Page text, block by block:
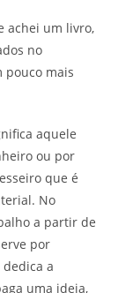
achei um livro,
no
pouco mais
aquele
ou por
que é
No
a partir de
por
a
uma ideia,